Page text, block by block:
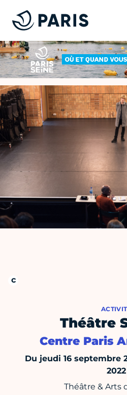
Théâtre
Centre Paris
Du jeudi 16 septembre
2022
Théâtre & Arts